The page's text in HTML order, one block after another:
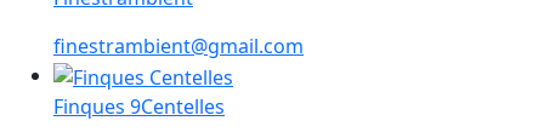
finestrambient@gmail.com
Finques 9Centelles
Finques 9Centelles